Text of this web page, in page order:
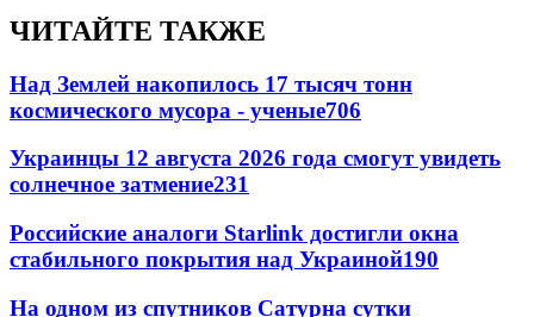
ЧИТАЙТЕ ТАКЖЕ
Над Землей накопилось 17 тысяч тонн
космического мусора - ученые706
Украинцы 12 августа 2026 года смогут увидеть
солнечное затмение231
Российские аналоги Starlink достигли окна
стабильного покрытия над Украиной190
На одном из спутников Сатурна сутки